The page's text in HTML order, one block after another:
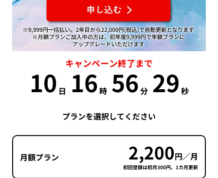
キャンペーン終了まで
10 日 16 時 56分 28 秒
プランを選択してください
月額プラン 2,200円／月
初回登録は初月300円、1カ月更新